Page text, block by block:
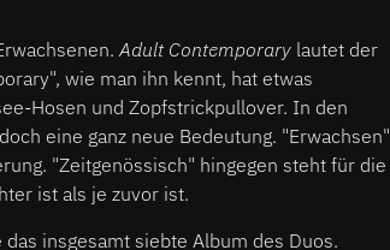
Adult Contemporary lautet der
wie man ihn kennt, hat etwas
Hosen und Zopfstrickpullover. In den
eine ganz neue Bedeutung. "Erwachsen"
"Zeitgenössisch" hingegen steht für die
ist als je zuvor ist.
insgesamt siebte Album des Duos.